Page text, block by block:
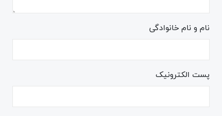
نام و نام خانوادگی
پست الکترونیک